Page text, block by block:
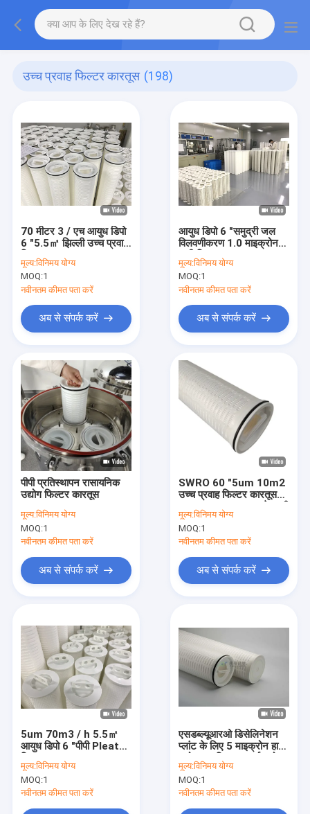
उच्च प्रवाह फिल्टर कारतूस (198)
70 मीटर 3 / एच आयुध डिपो
6 "5.5㎡ झिल्ली उच्च प्रवाह
फिल्टर कारतूस
मूल्य:विनिमय योग्य
MOQ:1
नवीनतम कीमत पता करें
अब से संपर्क करें
आयुध डिपो 6 "समुद्री जल
विलवणीकरण 1.0 माइक्रोन
पानी फ़िल्टर
मूल्य:विनिमय योग्य
MOQ:1
नवीनतम कीमत पता करें
अब से संपर्क करें
पीपी प्रतिस्थापन रासायनिक
उद्योग फिल्टर कारतूस
मूल्य:विनिमय योग्य
MOQ:1
नवीनतम कीमत पता करें
अब से संपर्क करें
SWRO 60 "5um 10m2
उच्च प्रवाह फिल्टर कारतूस
110m3 / Hr समुद्र के पानी
के विलवणीकरण के लिए
मूल्य:विनिमय योग्य
MOQ:1
नवीनतम कीमत पता करें
अब से संपर्क करें
5um 70m3 / h 5.5㎡
आयुध डिपो 6 "पीपी Pleated
फ़िल्टर कारतूस
मूल्य:विनिमय योग्य
MOQ:1
नवीनतम कीमत पता करें
एसडब्ल्यूआरओ डिसेलिनेशन
प्लांट के लिए 5 माइक्रोन हाई
फ्लो वाटर फिल्टर लार्ज फ्लो
कार्ट्रिज फिल्टर
मूल्य:विनिमय योग्य
MOQ:1
नवीनतम कीमत पता करें